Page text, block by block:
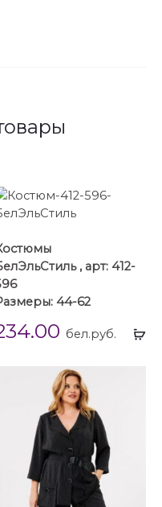
, арт: 412-
44-62
бел.руб.